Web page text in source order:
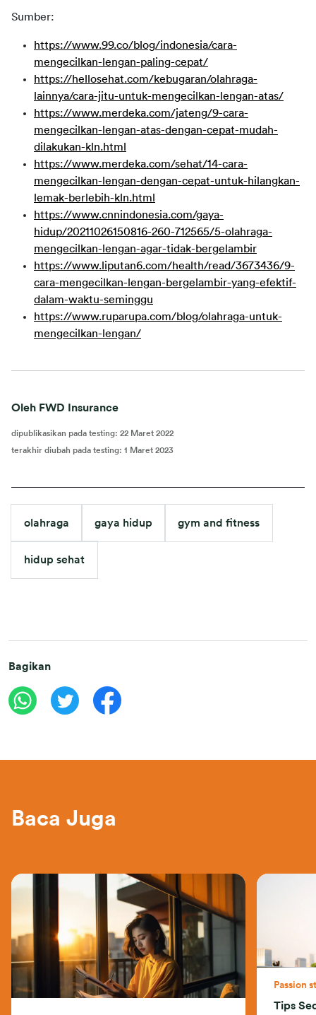
Sumber:
https://www.99.co/blog/indonesia/cara-
mengecilkan-lengan-paling-cepat/
https://hellosehat.com/kebugaran/olahraga-
lainnya/cara-jitu-untuk-mengecilkan-lengan-atas/
https://www.merdeka.com/jateng/9-cara-
mengecilkan-lengan-atas-dengan-cepat-mudah-
dilakukan-kln.html
https://www.merdeka.com/sehat/14-cara-
mengecilkan-lengan-dengan-cepat-untuk-hilangkan-
lemak-berlebih-kln.html
https://www.cnnindonesia.com/gaya-
hidup/20211026150816-260-712565/5-olahraga-
mengecilkan-lengan-agar-tidak-bergelambir
https://www.liputan6.com/health/read/3673436/9-
cara-mengecilkan-lengan-bergelambir-yang-efektif-
dalam-waktu-seminggu
https://www.ruparupa.com/blog/olahraga-untuk-
mengecilkan-lengan/
Oleh FWD Insurance
dipublikasikan pada testing: 22 Maret 2022
terakhir diubah pada testing: 1 Maret 2023
olahraga gaya hidup gym and fitness
hidup sehat
Bagikan
Baca Juga
Passion
Tips